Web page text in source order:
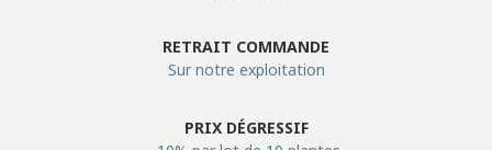
RETRAIT COMMANDE
Sur notre exploitation
PRIX DÉGRESSIF